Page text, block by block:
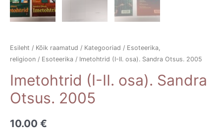
Esileht / Kõik raamatud / Kategooriad / Esoteerika,
religioon / Esoteerika / Imetohtrid (I-II. osa). Sandra Otsus. 2005
Imetohtrid (I-II. osa). Sandra
Otsus. 2005
10.00 €